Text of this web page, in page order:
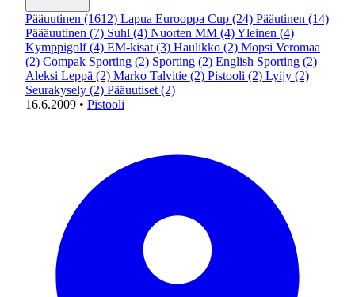
Pääuutinen (1612) Lapua Eurooppa Cup (24) Pääutinen (14)
Päääuutinen (7) Suhl (4) Nuorten MM (4)Yleinen (4)
Kymppigolf (4) EM-kisat (3) Haulikko (2) Mopsi Veromaa
(2) Compak Sporting (2) Sporting (2) English Sporting (2)
Aleksi Leppä (2) Marko Talvitie (2) Pistooli (2) Lyijy (2)
Seurakysely (2) Pääuutiset (2)
16.6.2009 • Pistooli